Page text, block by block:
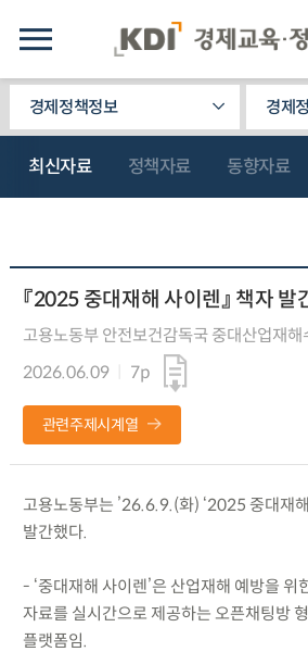
경제정책정보 경제
최신자료 정책자료 동향자료
『2025 중대재해 사이렌』 책자 발
고용노동부 안전보건감독국 중대산업재해
2026.06.09
7p
관련주제시계열
고용노동부는 ’26.6.9.(화) ‘2025 중대재
발간했다.
- ‘중대재해 사이렌’은 산업재해 예방을 위
자료를 실시간으로 제공하는 오픈채팅방
플랫폼임.